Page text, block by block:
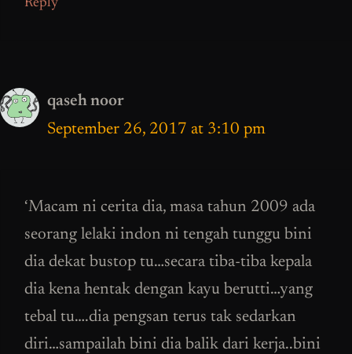
Reply
qaseh noor
September 26, 2017 at 3:10 pm
‘Macam ni cerita dia, masa tahun 2009 ada
seorang lelaki indon ni tengah tunggu bini
dia dekat bustop tu…secara tiba-tiba kepala
dia kena hentak dengan kayu berutti…yang
tebal tu….dia pengsan terus tak sedarkan
diri…sampailah bini dia balik dari kerja..bini